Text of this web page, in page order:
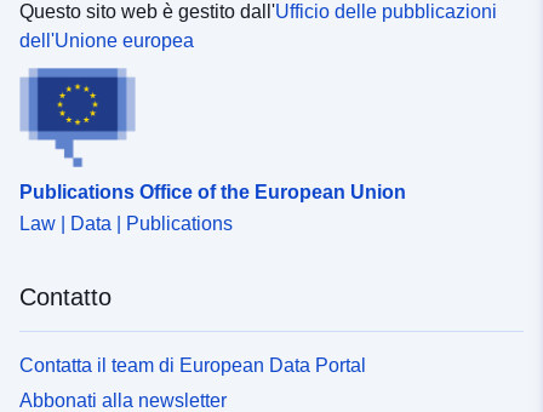
Questo sito web è gestito dall'Ufficio delle pubblicazioni
dell'Unione europea
Publications Office of the European Union
Law | Data | Publications
Contatto
Contatta il team di European Data Portal
Abbonati alla newsletter